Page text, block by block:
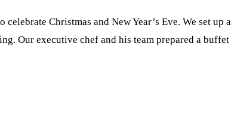
Christmas and New Year’s Eve. We set
Our executive chef and his team prepared a buffet